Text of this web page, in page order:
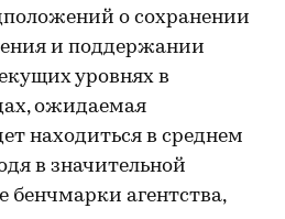
о сохранении
и поддержании
уровнях в
ожидаемая
находиться в среднем
в значительной
бенчмарки агентства,